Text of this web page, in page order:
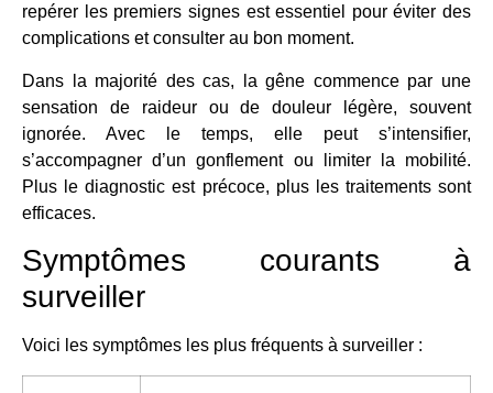
repérer les premiers signes est essentiel pour éviter des
complications et consulter au bon moment.
Dans la majorité des cas, la gêne commence par une
sensation de raideur ou de douleur légère, souvent
ignorée. Avec le temps, elle peut s’intensifier,
s’accompagner d’un gonflement ou limiter la mobilité.
Plus le diagnostic est précoce, plus les traitements sont
efficaces.
Symptômes courants à
surveiller
Voici les symptômes les plus fréquents à surveiller :